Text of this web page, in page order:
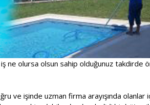
iş ne olursa olsun sahip olduğunuz takdirde
ve işinde uzman firma arayışında olanlar